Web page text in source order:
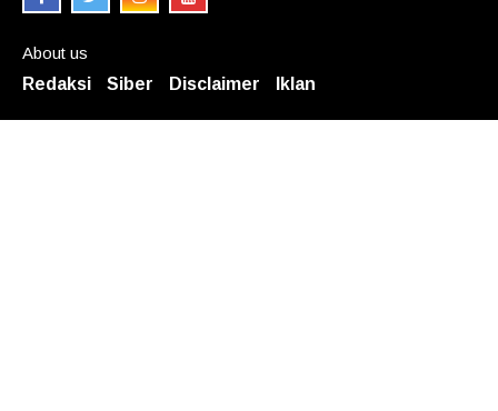
About us
Redaksi
Siber Disclaimer Iklan